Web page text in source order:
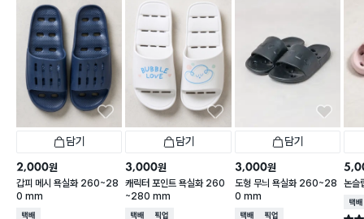
담기
2,000원
갑피 메시 욕실화 260~28
0 mm
택배배송
담기
3,000원
캐릭터 포인트 욕실화 260
~280 mm
택배배송매장픽업
담기
3,000원
도형 무늬 욕실화 260~28
0 mm
택배배송매장픽업
논슬
택배